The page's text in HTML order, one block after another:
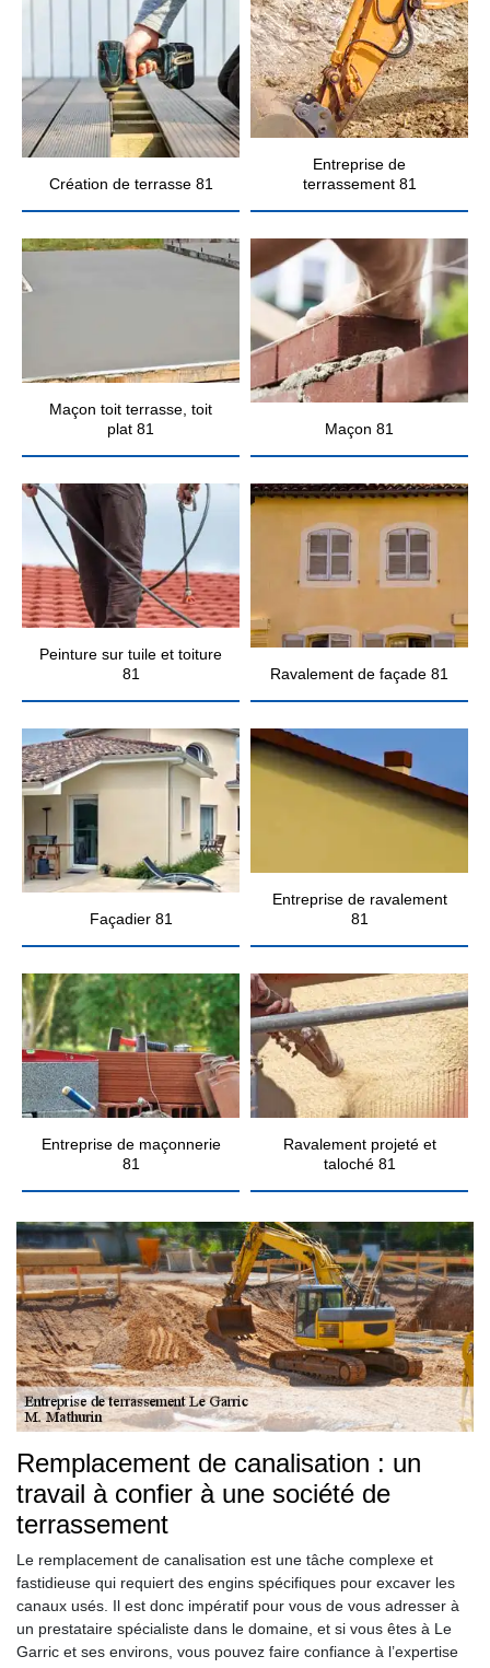
Création de terrasse 81
Entreprise de
terrassement 81
Maçon toit terrasse, toit
plat 81
Maçon 81
Peinture sur tuile et toiture
81
Ravalement de façade 81
Façadier 81
Entreprise de ravalement
81
Entreprise de maçonnerie
81
Ravalement projeté et
taloché 81
Remplacement de canalisation : un
travail à confier à une société de
terrassement
Le remplacement de canalisation est une tâche complexe et
fastidieuse qui requiert des engins spécifiques pour excaver les
canaux usés. Il est donc impératif pour vous de vous adresser à
un prestataire spécialiste dans le domaine, et si vous êtes à Le
Garric et ses environs, vous pouvez faire confiance à l’expertise